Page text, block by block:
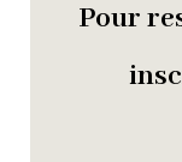
Pour